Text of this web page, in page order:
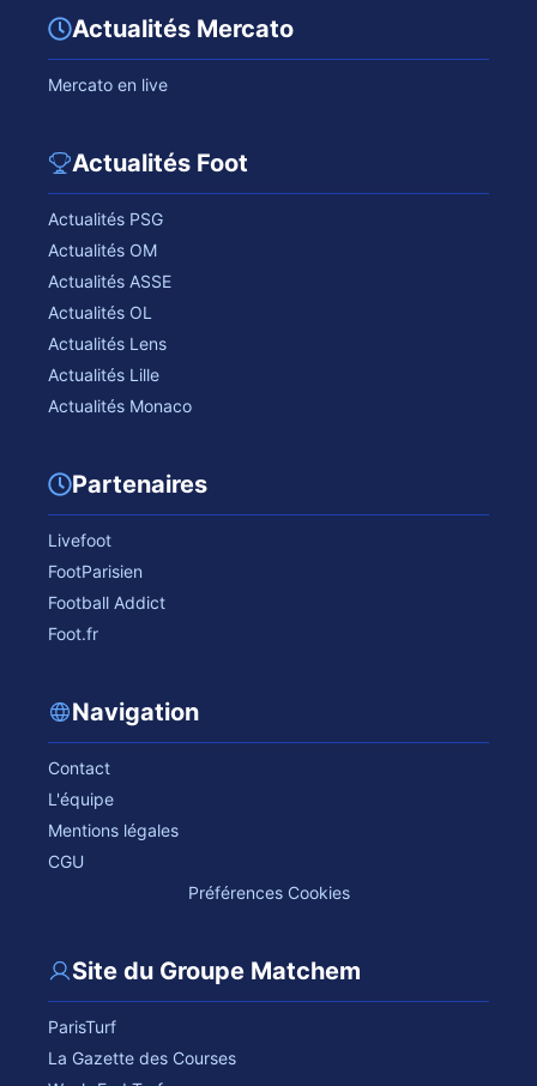
Actualités Mercato
Mercato en live
Actualités Foot
Actualités PSG
Actualités OM
Actualités ASSE
Actualités OL
Actualités Lens
Actualités Lille
Actualités Monaco
Partenaires
Livefoot
FootParisien
Football Addict
Foot.fr
Navigation
Contact
L'équipe
Mentions légales
CGU
Préférences Cookies
Site du Groupe Matchem
ParisTurf
La Gazette des Courses